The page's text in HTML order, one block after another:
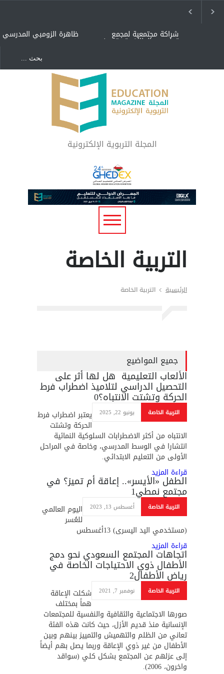
ظاهرة الزومبي المدرسي شراكة مجتمعية لمجمع
تعليمي بالطائف تستهدف
"كنت أنضرب ومافيني إلا
العافية" هل هذا مبرر
لاستمرار أسلوب التربية
المتوارث؟
لماذا تعد برامج توعية الأطفال
بخصوصية الجسد وقاية لا
فضول؟
المجلة التربوية الإلكترونية
التربية الخاصة
الرئيسية التربية الخاصة
جميع المواضيع
الألعاب التعليمية هل لها أثر على
التحصيل الدراسي لتلاميذ اضطراب فرط
الحركة وتشتت الانتباه؟0
التربية الخاصة يونيو 22, 2025 يعتبر اضطراب فرط
الحركة وتشتت
الانتباه من أكثر الاضطرابات السلوكية النمائية
انتشارا في الوسط المدرسي، وخاصة في المراحل
الأولى من التعليم الابتدائي.
قراءة المزيد
الطفل «الأيسر».. إعاقة أم تميز؟ في
مجتمع نمطي1
التربية الخاصة أغسطس 13, 2023 اليوم العالمي
للعُسر
(مستخدمي اليد اليسرى) 13أغسطس
قراءة المزيد
اتجاهات المجتمع السعودي نحو دمج
الأطفال ذوي الاحتياجات الخاصة في
رياض الأطفال2
التربية الخاصة نوفمبر 7, 2021 شكلت الإعاقة
هماً بمختلف
صورها الاجتماعية والثقافية والنفسية للمجتمعات
الإنسانية منذ قديم الأزل، حيث كانت هذه الفئة
تعاني من الظلم والتهميش والتمييز بينهم وبين
الأطفال من غير ذوي الإعاقة وربما يصل بهم أيضاً
إلى عزلهم عن المجتمع بشكل كلي (سواقد
واخرون، 2006).